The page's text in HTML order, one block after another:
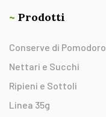
~ Prodotti
Conserve di Pomodoro
Nettari e Succhi
Ripieni e Sottoli
Linea 35g